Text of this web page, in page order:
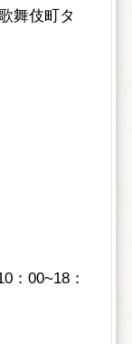
舞伎町タ
00~18：